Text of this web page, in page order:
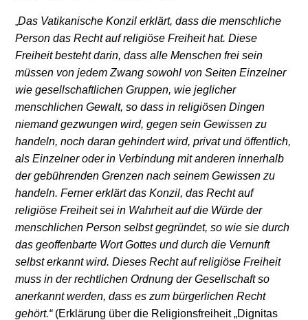
„Das Vatikanische Konzil erklärt, dass die menschliche
Person das Recht auf religiöse Freiheit hat. Diese
Freiheit besteht darin, dass alle Menschen frei sein
müssen von jedem Zwang sowohl von Seiten Einzelner
wie gesellschaftlichen Gruppen, wie jeglicher
menschlichen Gewalt, so dass in religiösen Dingen
niemand gezwungen wird, gegen sein Gewissen zu
handeln, noch daran gehindert wird, privat und öffentlich,
als Einzelner oder in Verbindung mit anderen innerhalb
der gebührenden Grenzen nach seinem Gewissen zu
handeln. Ferner erklärt das Konzil, das Recht auf
religiöse Freiheit sei in Wahrheit auf die Würde der
menschlichen Person selbst gegründet, so wie sie durch
das geoffenbarte Wort Gottes und durch die Vernunft
selbst erkannt wird. Dieses Recht auf religiöse Freiheit
muss in der rechtlichen Ordnung der Gesellschaft so
anerkannt werden, dass es zum bürgerlichen Recht
gehört.“ (Erklärung über die Religionsfreiheit „Dignitas